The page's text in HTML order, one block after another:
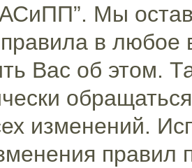
Мы
в любое
Вас об этом.
изменений.
правил